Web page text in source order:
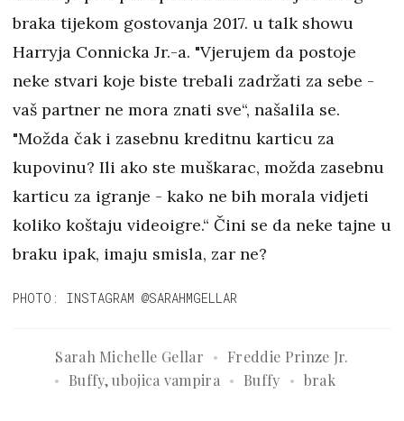
braka tijekom gostovanja 2017. u talk showu
Harryja Connicka Jr.-a. "Vjerujem da postoje
neke stvari koje biste trebali zadržati za sebe -
vaš partner ne mora znati sve“, našalila se.
"Možda čak i zasebnu kreditnu karticu za
kupovinu? Ili ako ste muškarac, možda zasebnu
karticu za igranje - kako ne bih morala vidjeti
koliko koštaju videoigre.“ Čini se da neke tajne u
braku ipak, imaju smisla, zar ne?
PHOTO: INSTAGRAM @SARAHMGELLAR
Sarah Michelle Gellar
Freddie Prinze Jr.
Buffy, ubojica vampira
Buffy brak